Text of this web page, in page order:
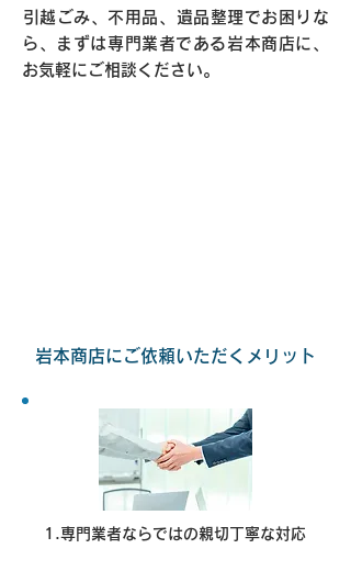
​引越ごみ、不用品、遺品整理でお困りな
ら、まずは専門業者である岩本商店に、
お気軽にご相談ください。
岩本商店にご依頼いただくメリット
1.専門業者ならではの親切丁寧な対応